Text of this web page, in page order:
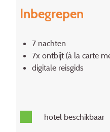
Inbegrepen
7 nachten
7x ontbijt (à la carte
digitale reisgids
hotel beschikbaar